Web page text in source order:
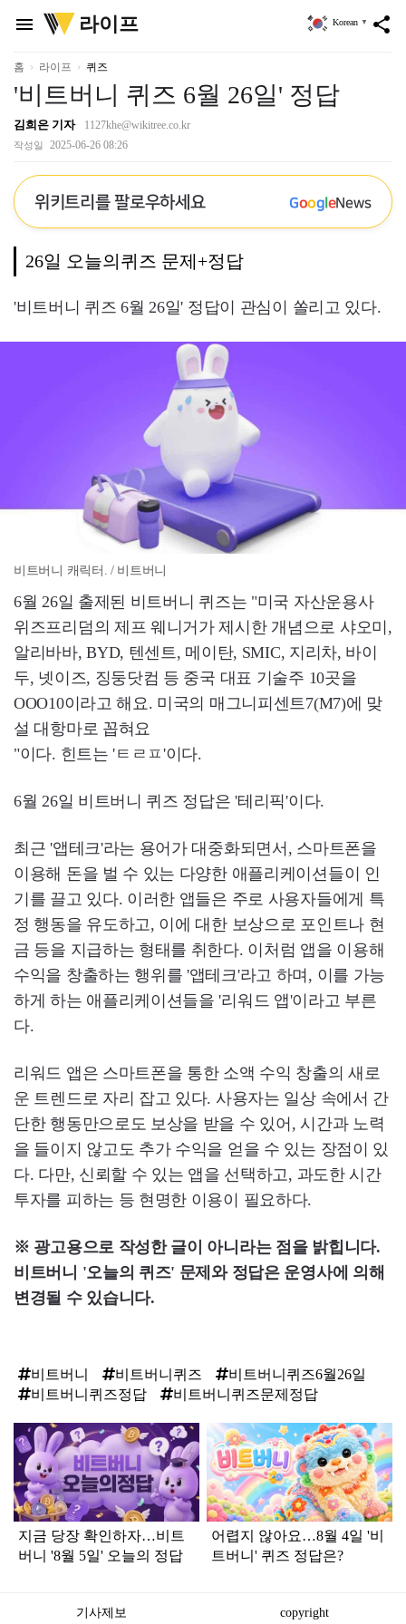
menu
위
키
리
라이프 share
Korean ▼
홈 라이프 퀴즈
'비트버니 퀴즈 6월 26일' 정답
김희은 기자 1127khe@wikitree.co.kr
작성일 2025-06-26 08:26
위키트리를 팔로우하세요 GoogleNews
26일 오늘의퀴즈 문제+정답
'비트버니 퀴즈 6월 26일' 정답이 관심이 쏠리고 있다.
비트버니 캐릭터. / 비트버니
6월 26일 출제된 비트버니 퀴즈는 "미국 자산운용사
위즈프리덤의 제프 웨니거가 제시한 개념으로 샤오미,
알리바바, BYD, 텐센트, 메이탄, SMIC, 지리차, 바이
두, 넷이즈, 징둥닷컴 등 중국 대표 기술주 10곳을
OOO10이라고 해요. 미국의 매그니피센트7(M7)에 맞
설 대항마로 꼽혀요
"이다. 힌트는 'ㅌㄹㅍ'이다.
6월 26일 비트버니 퀴즈 정답은 '테리픽'이다.
최근 '앱테크'라는 용어가 대중화되면서, 스마트폰을
이용해 돈을 벌 수 있는 다양한 애플리케이션들이 인
기를 끌고 있다. 이러한 앱들은 주로 사용자들에게 특
정 행동을 유도하고, 이에 대한 보상으로 포인트나 현
금 등을 지급하는 형태를 취한다. 이처럼 앱을 이용해
수익을 창출하는 행위를 '앱테크'라고 하며, 이를 가능
하게 하는 애플리케이션들을 '리워드 앱'이라고 부른
다.
리워드 앱은 스마트폰을 통한 소액 수익 창출의 새로
운 트렌드로 자리 잡고 있다. 사용자는 일상 속에서 간
단한 행동만으로도 보상을 받을 수 있어, 시간과 노력
을 들이지 않고도 추가 수익을 얻을 수 있는 장점이 있
다. 다만, 신뢰할 수 있는 앱을 선택하고, 과도한 시간
투자를 피하는 등 현명한 이용이 필요하다.
※ 광고용으로 작성한 글이 아니라는 점을 밝힙니다.
비트버니 '오늘의 퀴즈' 문제와 정답은 운영사에 의해
변경될 수 있습니다.
비트버니 비트버니퀴즈
비트버니퀴즈6월26일
비트버니퀴즈정답
비트버니퀴즈문제정답
탑
라
인
지금 당장 확인하자…비트
버니 '8월 5일' 오늘의 정답
어렵지 않아요…8월 4일 '비
트버니' 퀴즈 정답은?
기사제보 copyright